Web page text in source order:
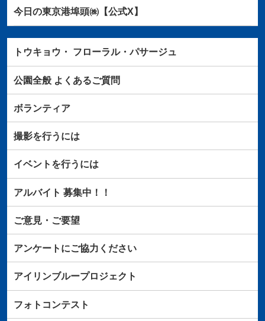
今日の東京港埠頭㈱【公式X】
トウキョウ・ フローラル・パサージュ
公園全般よくあるご質問
ボランティア
撮影を行うには
イベントを行うには
アルバイト 募集中！！
ご意見・ご要望
アンケートにご協力ください
アイリンブループロジェクト
フォトコンテスト